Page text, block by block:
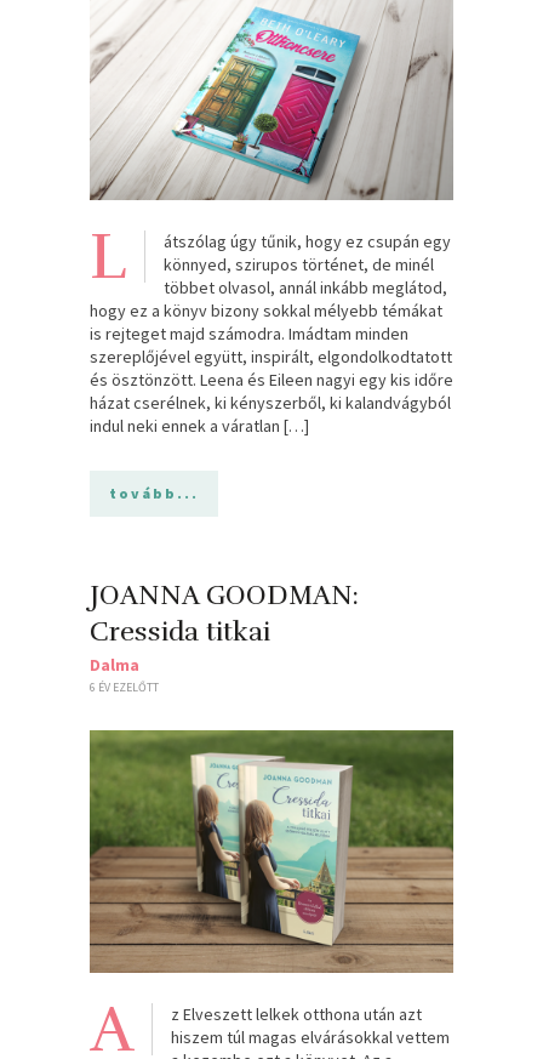
L
átszólag úgy tűnik, hogy ez csupán egy
könnyed, szirupos történet, de minél
többet olvasol, annál inkább meglátod,
hogy ez a könyv bizony sokkal mélyebb témákat
is rejteget majd számodra. Imádtam minden
szereplőjével együtt, inspirált, elgondolkodtatott
és ösztönzött. Leena és Eileen nagyi egy kis időre
házat cserélnek, ki kényszerből, ki kalandvágyból
indul neki ennek a váratlan […]
tovább...
JOANNA GOODMAN:
Cressida ​titkai
Dalma
6 ÉV EZELŐTT
A
z Elveszett lelkek otthona után azt
hiszem túl magas elvárásokkal vettem